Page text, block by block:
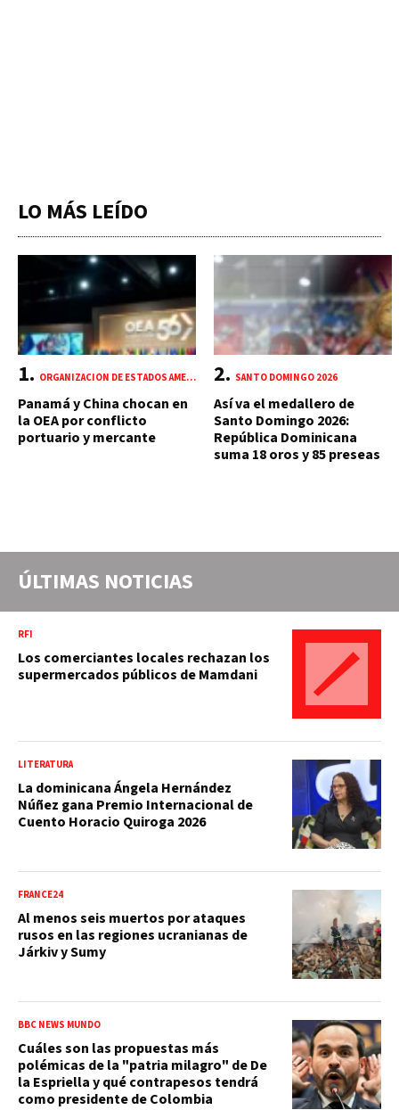
LO MÁS LEÍDO
ORGANIZACIÓN DE ESTADOS AMERICANOS (OEA)
Panamá y China chocan en
la OEA por conflicto
portuario y mercante
SANTO DOMINGO 2026
Así va el medallero de
Santo Domingo 2026:
República Dominicana
suma 18 oros y 85 preseas
ÚLTIMAS NOTICIAS
RFI
Los comerciantes locales rechazan los
supermercados públicos de Mamdani
LITERATURA
La dominicana Ángela Hernández
Núñez gana Premio Internacional de
Cuento Horacio Quiroga 2026
FRANCE24
Al menos seis muertos por ataques
rusos en las regiones ucranianas de
Járkiv y Sumy
BBC NEWS MUNDO
Cuáles son las propuestas más
polémicas de la "patria milagro" de De
la Espriella y qué contrapesos tendrá
como presidente de Colombia